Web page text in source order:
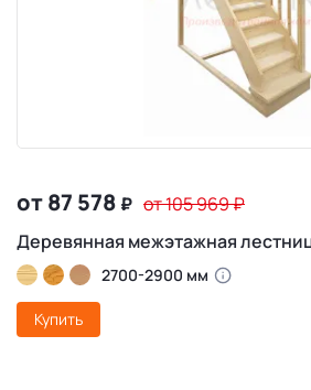
от 87 578 ₽ от 105 969₽
Деревянная межэтажная
2700-2900 мм
Купить